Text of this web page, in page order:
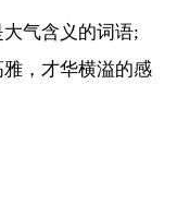
气含义的词语;
，才华横溢的感